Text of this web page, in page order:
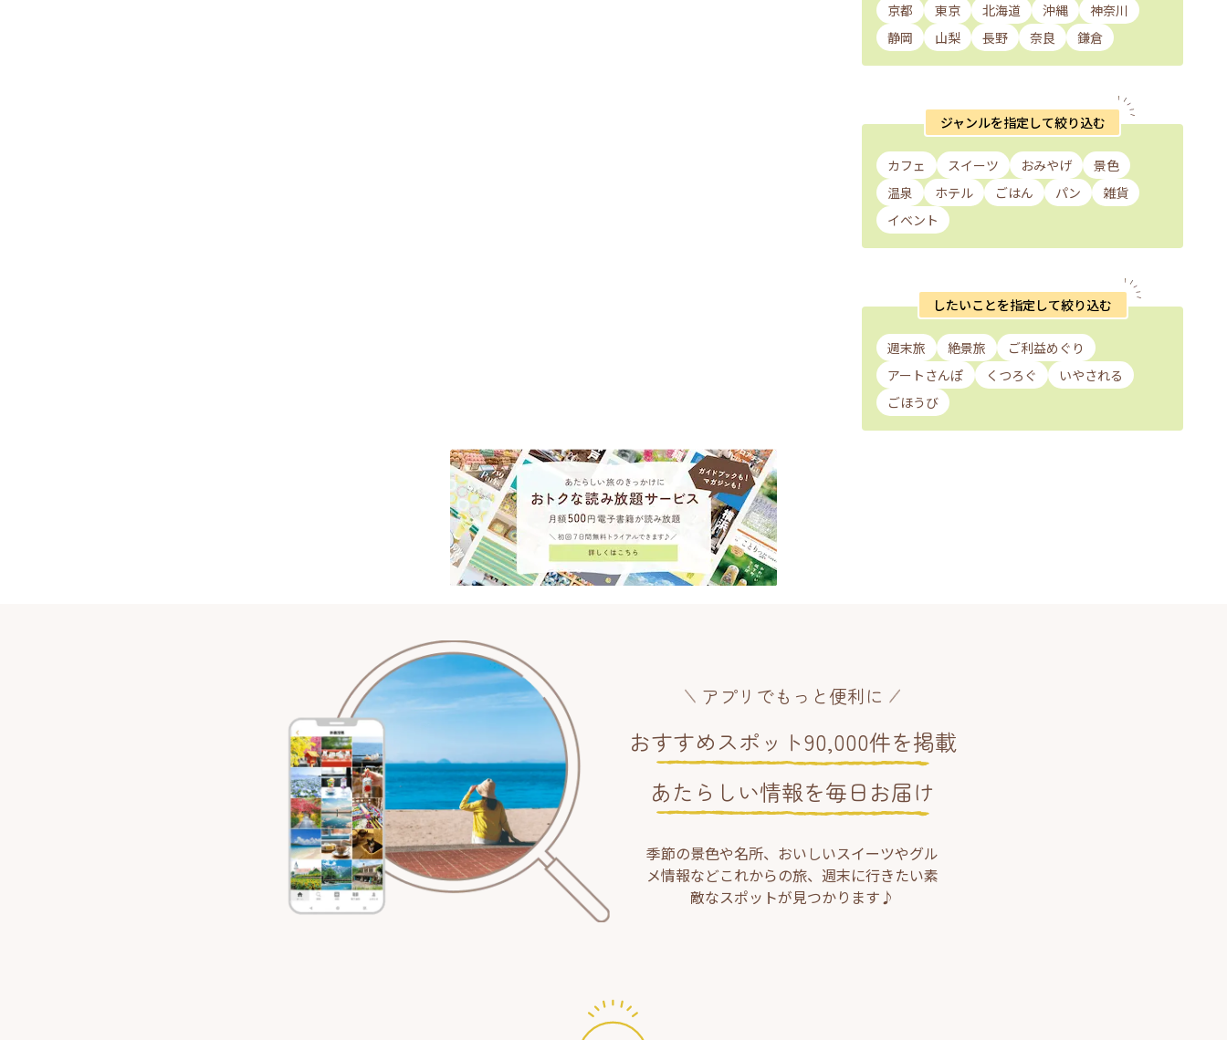
京都 東京 北海道 沖縄
神奈川
静岡
山梨 長野 奈良 鎌倉
ジャンルを指定して絞り込む
カフェ スイーツ おみやげ
景色
温泉
ホテル ごはん パン
雑貨
イベント
したいことを指定して絞り込む
週末旅 絶景旅
ご利益めぐり
アートさんぽ
くつろぐ
いやされる
ごほうび
アプリでもっと便利に
おすすめスポット90,000件を掲載
あたらしい情報を毎日お届け
季節の景色や名所、おいしいスイーツやグル
メ情報などこれからの旅、週末に行きたい素
敵なスポットが見つかります♪